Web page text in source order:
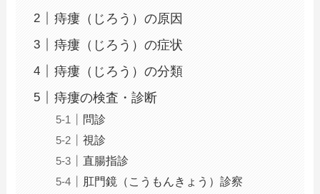
痔瘻（じろう）の原因
痔瘻（じろう）の症状
痔瘻（じろう）の分類
痔瘻の検査・診断
問診
視診
直腸指診
肛門鏡（こうもんきょう）診察